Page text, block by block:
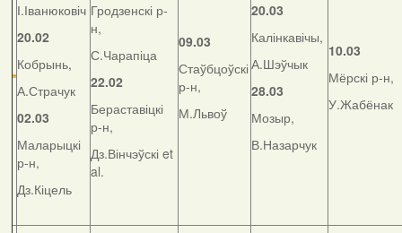
І.Іванюковіч
20.02
Кобрынь,
А.Страчук
02.03
Маларыцкі
р-н,
Дз.Кіцель
Гродзенскі р-
н,
С.Чарапіца
22.02
Бераставіцкі
р-н,
Дз.Вінчэўскі et
al.
09.03
Стаўбцоўскі
р-н,
М.Львоў
20.03
Калінкавічы,
А.Шэўчык
28.03
Мозыр,
В.Назарчук
10.03
Мёрскі р-н,
У.Жабёнак